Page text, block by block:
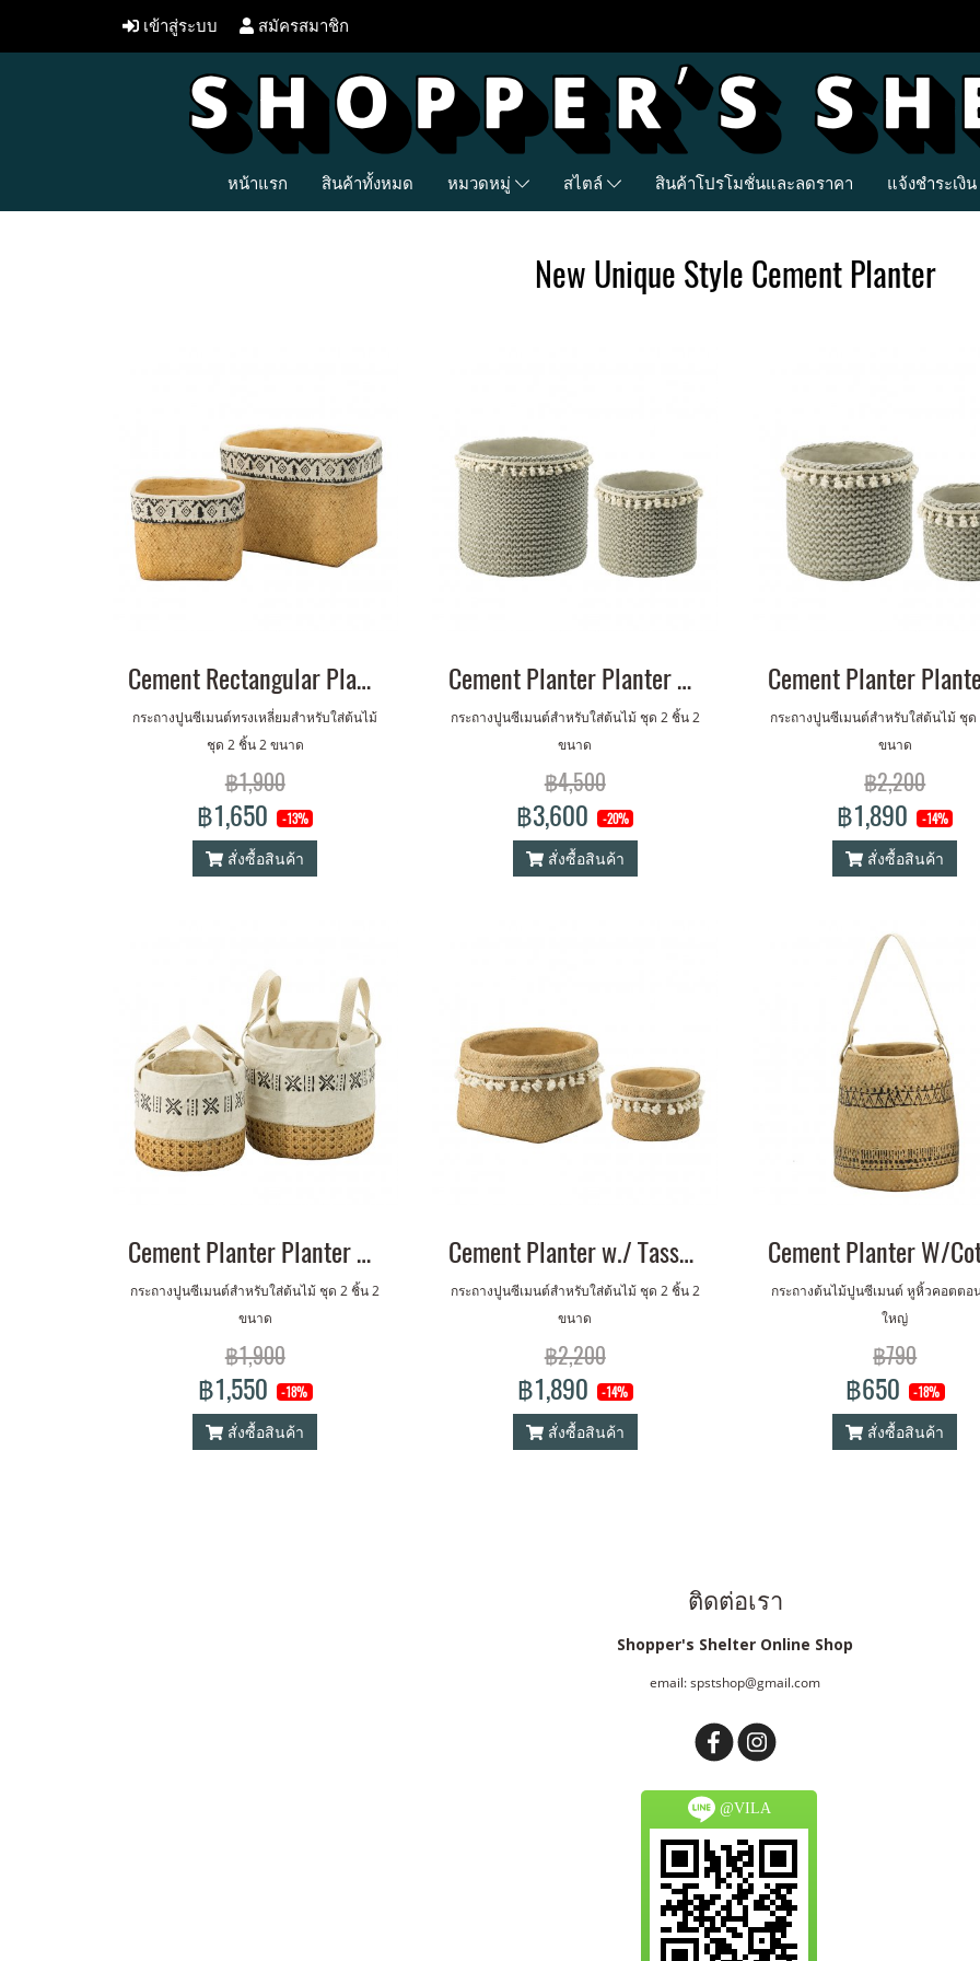
เข้าสู่ระบบ สมัครสมาชิก
หน้าแรก สินค้าทั้งหมด หมวดหมู่ สไตล์ สินค้าโปรโมชั่นและลดราคา แจ้งชำระเงิน
New Unique Style Cement Planter
Cement Rectangular Planter Set of 2
กระถางปูนซีเมนต์ทรงเหลี่ยมสำหรับใส่ต้นไม้
ชุด 2 ชิ้น 2 ขนาด
฿1,900
฿1,650 -13%
สั่งซื้อสินค้า
Cement Planter Planter w./ Tassel Set of 2 (L,XL)
กระถางปูนซีเมนต์สำหรับใส่ต้นไม้ ชุด 2 ชิ้น 2
ขนาด
฿4,500
฿3,600 -20%
สั่งซื้อสินค้า
กระถางปูนซีเมนต์สำหรับใส่ต้นไม้ ชุ
ขนาด
฿2,200
฿1,890 -14%
สั่งซื้อสินค้า
Cement Planter Planter w/ Cotton Handle Set of 2
กระถางปูนซีเมนต์สำหรับใส่ต้นไม้ ชุด 2 ชิ้น 2
ขนาด
฿1,900
฿1,550 -18%
สั่งซื้อสินค้า
Cement Planter w./ Tassel Set of 2
กระถางปูนซีเมนต์สำหรับใส่ต้นไม้ ชุด 2 ชิ้น 2
ขนาด
฿2,200
฿1,890 -14%
สั่งซื้อสินค้า
กระถางต้นไม้ปูนซีเมนต์ หูหิ้วคอตตอ
ใหญ่
฿790
฿650 -18%
สั่งซื้อสินค้า
ติดต่อเรา
Shopper's Shelter Online Shop
email: spstshop@gmail.com
@VILA